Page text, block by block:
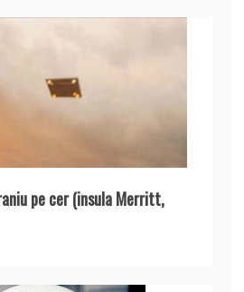
pe cer (insula Merritt,